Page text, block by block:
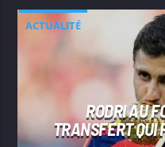
ACTUALITÉ
RODRI AU
TRANSFERT QUI